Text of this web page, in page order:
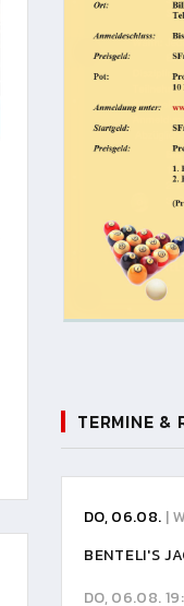
TERMINE &
DO, 06.08. |
BENTELI'S
DO, 06.08.